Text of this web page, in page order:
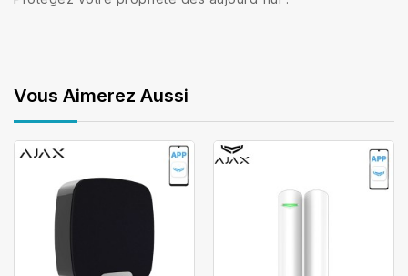
Vous Aimerez Aussi